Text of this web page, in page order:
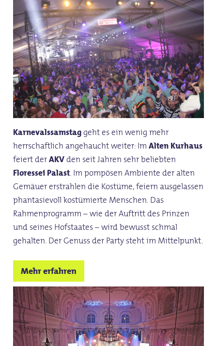
Karnevalssamstaggeht es ein wenig mehr
herrschaftlich angehaucht weiter: ImAlten Kurhaus
feiert derAKVden seit Jahren sehr beliebten
Floressei Palast. Im pompösen Ambiente der alten
Gemäuer erstrahlen die Kostüme, feiern ausgelassen
phantasievoll kostümierte Menschen. Das
Rahmenprogramm – wie der Auftritt des Prinzen
und seines Hofstaates – wird bewusst schmal
gehalten. Der Genuss der Party steht im Mittelpunkt.
Mehr erfahren